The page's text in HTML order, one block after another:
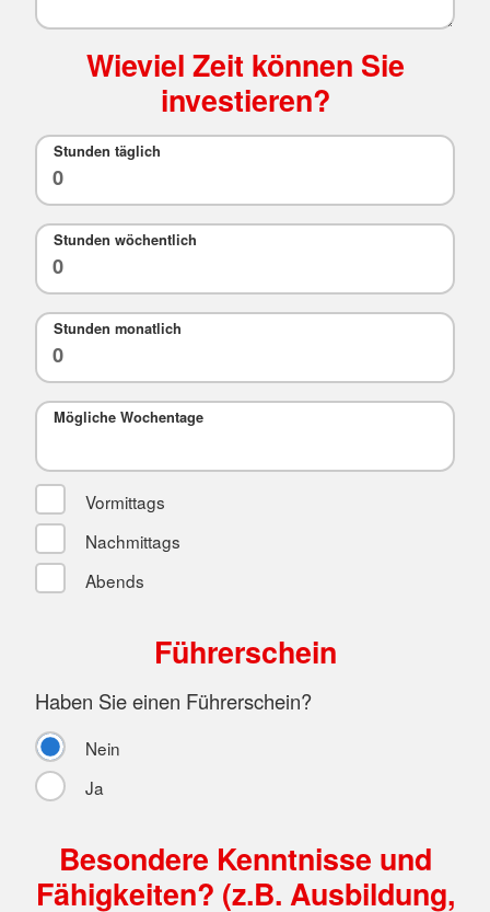
Wieviel Zeit können Sie
investieren?
Stunden täglich
Stunden wöchentlich
Stunden monatlich
Mögliche Wochentage
Vormittags
Nachmittags
Abends
Führerschein
Haben Sie einen Führerschein?
Nein
Ja
Besondere Kenntnisse und
Fähigkeiten? (z.B. Ausbildung,